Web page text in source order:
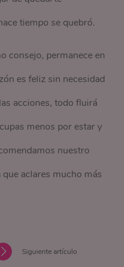
tiempo se quebró.
consejo, permanece en
es feliz sin necesidad
acciones, todo fluirá
menos por estar y
nuestro
aclares mucho más
Siguiente artículo